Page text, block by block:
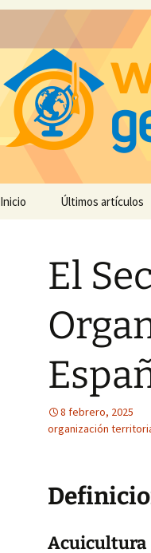
Inicio Últimos artículos
El
8 febrero, 2025
organización
Acuicultura